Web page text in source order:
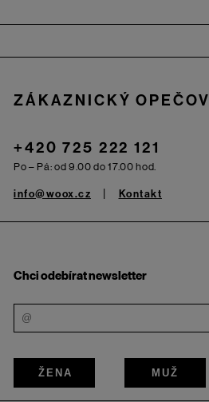
ZÁKAZNICKÝ
+420 725 222 121
Po – Pá: od 9.00 do 17.00 hod.
info@woox.cz Kontakt
Chci odebírat newsletter
ŽENA MUŽ